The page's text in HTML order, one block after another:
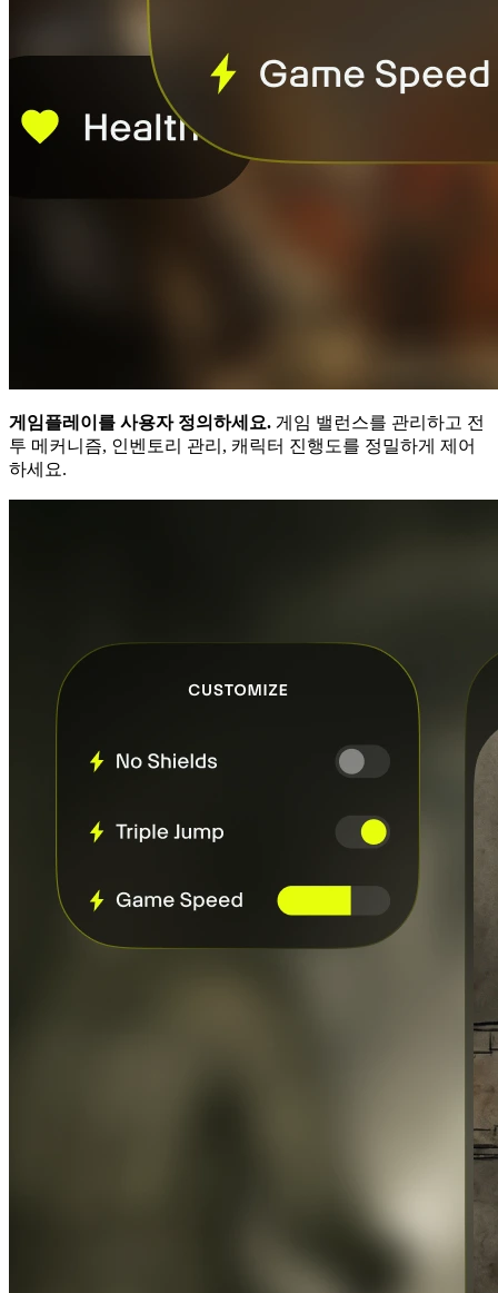
게임플레이를 사용자 정의하세요. 게임 밸런스를 관리하고 전
투 메커니즘, 인벤토리 관리, 캐릭터 진행도를 정밀하게 제어
하세요.